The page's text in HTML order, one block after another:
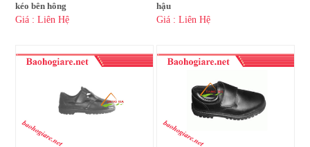
kéo bên hông
Giá : Liên Hệ
hậu
Giá : Liên Hệ